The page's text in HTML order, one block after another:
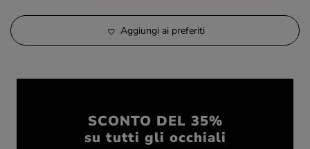
Aggiungi ai preferiti
SCONTO DEL 35%
su tutti gli occhiali